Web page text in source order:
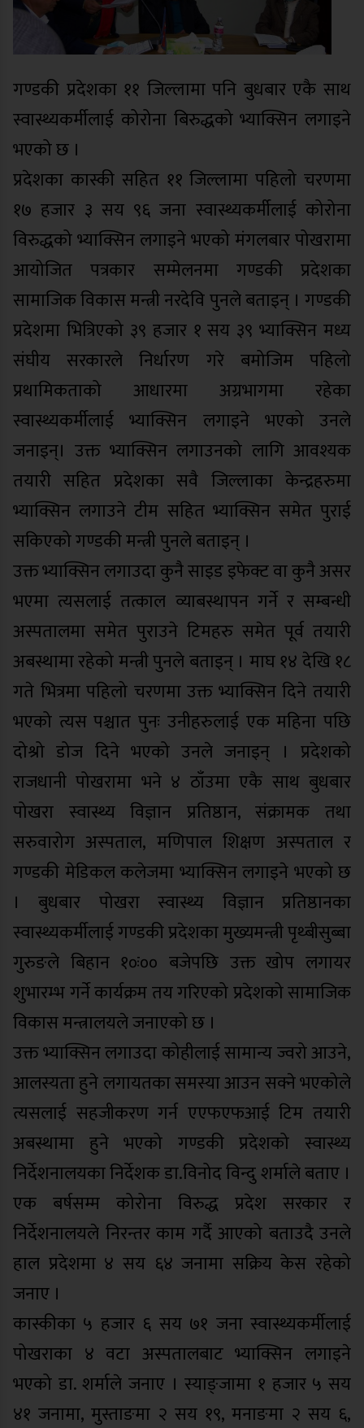
गण्डकी प्रदेशका ११ जिल्लामा पनि बुधबार एकै साथ
स्वास्थ्यकर्मीलाई कोरोना बिरुद्धको भ्याक्सिन लगाइने
भएको छ ।
प्रदेशका कास्की सहित ११ जिल्लामा पहिलो चरणमा
१७ हजार ३ सय ९६ जना स्वास्थ्यकर्मीलाई कोरोना
विरुद्धको भ्याक्सिन लगाइने भएको मंगलबार पोखरामा
आयोजित पत्रकार सम्मेलनमा गण्डकी प्रदेशका
सामाजिक विकास मन्त्री नरदेवि पुनले बताइन् । गण्डकी
प्रदेशमा भित्रिएको ३९ हजार १ सय ३९ भ्याक्सिन मध्य
संघीय सरकारले निर्धारण गरे बमोजिम पहिलो
प्रथामिकताको आधारमा अग्रभागमा रहेका
स्वास्थ्यकर्मीलाई भ्याक्सिन लगाइने भएको उनले
जनाइन्। उक्त भ्याक्सिन लगाउनको लागि आवश्यक
तयारी सहित प्रदेशका सवै जिल्लाका केन्द्रहरुमा
भ्याक्सिन लगाउने टीम सहित भ्याक्सिन समेत पुराई
सकिएको गण्डकी मन्त्री पुनले बताइन् ।
उक्त भ्याक्सिन लगाउदा कुनै साइड इफेक्ट वा कुनै असर
भएमा त्यसलाई तत्काल व्याबस्थापन गर्ने र सम्बन्धी
अस्पतालमा समेत पुराउने टिमहरु समेत पूर्व तयारी
अबस्थामा रहेको मन्त्री पुनले बताइन् । माघ १४ देखि १८
गते भित्रमा पहिलो चरणमा उक्त भ्याक्सिन दिने तयारी
भएको त्यस पश्चात पुनः उनीहरुलाई एक महिना पछि
दोश्रो डोज दिने भएको उनले जनाइन् । प्रदेशको
राजधानी पोखरामा भने ४ ठाँउमा एकै साथ बुधबार
पोखरा स्वास्थ्य विज्ञान प्रतिष्ठान, संक्रामक तथा
सरुवारोग अस्पताल, मणिपाल शिक्षण अस्पताल र
गण्डकी मेडिकल कलेजमा भ्याक्सिन लगाइने भएको छ
। बुधबार पोखरा स्वास्थ्य विज्ञान प्रतिष्ठानका
स्वास्थ्यकर्मीलाई गण्डकी प्रदेशका मुख्यमन्त्री पृथ्बीसुब्बा
गुरुङले बिहान १०ः०० बजेपछि उक्त खोप लगायर
शुभारम्भ गर्ने कार्यक्रम तय गरिएको प्रदेशको सामाजिक
विकास मन्त्रालयले जनाएको छ ।
उक्त भ्याक्सिन लगाउदा कोहीलाई सामान्य ज्वरो आउने,
आलस्यता हुने लगायतका समस्या आउन सक्ने भएकोले
त्यसलाई सहजीकरण गर्न एएफएफआई टिम तयारी
अबस्थामा हुने भएको गण्डकी प्रदेशको स्वास्थ्य
निर्देशनालयका निर्देशक डा.विनोद विन्दु शर्माले बताए ।
एक बर्षसम्म कोरोना विरुद्ध प्रदेश सरकार र
निर्देशनालयले निरन्तर काम गर्दै आएको बताउदै उनले
हाल प्रदेशमा ४ सय ६४ जनामा सक्रिय केस रहेको
जनाए ।
कास्कीका ५ हजार ६ सय ७१ जना स्वास्थ्यकर्मीलाई
पोखराका ४ वटा अस्पतालबाट भ्याक्सिन लगाइने
भएको डा. शर्माले जनाए । स्याङ्जामा १ हजार ५ सय
४१ जनामा, मुस्ताङमा २ सय १९, मनाङमा २ सय ६,